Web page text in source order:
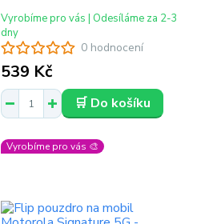
0 hodnocení
539 Kč
Vyrobíme pro vás | Odesíláme za 2-3
dny
🛒 Do košíku
Vyrobíme pro vás 🎨